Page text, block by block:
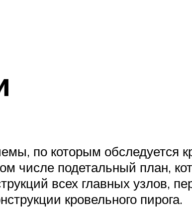
по которым обследуется
числе подетальный план,
всех главных узлов,
кровельного пирога.